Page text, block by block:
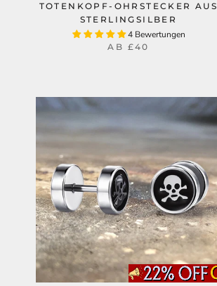
TOTENKOPF-OHRSTECKER AUS
STERLINGSILBER
4 Bewertungen
AB £40